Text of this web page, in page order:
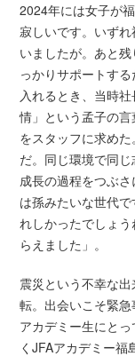
2024年には女子が
寂しいです。いず
いましたが。あと
っかりサポートす
入れるとき、当時
情」という孟子の
をスタッフに求め
だ。同じ環境で同
成長の過程をつぶ
は孫みたいな世代
れしかったでしょ
らえました」。
震災という不幸な
転。出会いこそ緊
アカデミー生にと
くJFAアカデミー福